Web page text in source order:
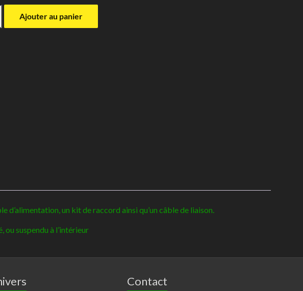
Ajouter au panier
un kit de raccord ainsi qu’un câble de liaison.
ou suspendu à l’intérieur
Contact